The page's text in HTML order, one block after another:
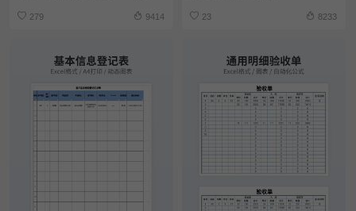
279 9414 23 8233